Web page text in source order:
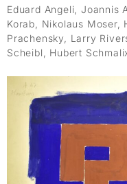
Eduard Angeli, Joannis
Korab, Nikolaus Moser,
Prachensky, Larry
Scheibl, Hubert